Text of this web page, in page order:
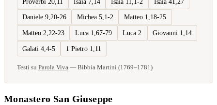
Daniele 9,20-26 Michea 5,1-2 Matteo 1,18-25
Matteo 2,22-23 Luca 1,67-79 Luca 2 Giovanni 1,14
Galati 4,4-5 1 Pietro 1,11
Testi su Parola Viva— Bibbia Martini (1769–1781)
Monastero San Giuseppe